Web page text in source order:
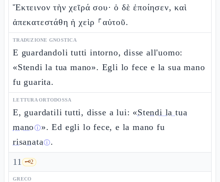
Ἔκτεινον τὴν χεῖρά σου· ὁ δὲ ἐποίησεν, καὶ
ἀπεκατεστάθη ἡ χεὶρ ⸀αὐτοῦ.
TRADUZIONE GNOSTICA
E guardandoli tutti intorno, disse all'uomo:
«Stendi la tua mano». Egli lo fece e la sua mano
fu guarita.
LETTURA ORTODOSSA
E, guardatili tutti, disse a lui: «Stendi la tua
manoⓘ». Ed egli lo fece, e la mano fu
risanataⓘ.
11 🗝️2
GRECO